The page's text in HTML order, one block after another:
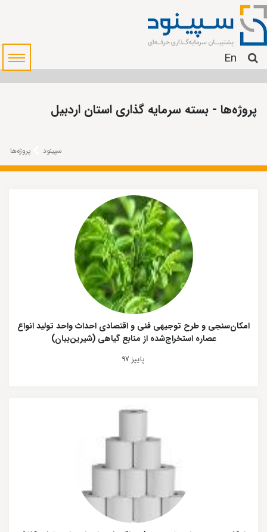
En
پروژه‌ها - بسته سرمایه گذاری استان اردبیل
سپینود پروژه‌ها
امکان‌سنجی و طرح توجیهی فنی و اقتصادی احداث واحد تولید انواع
عصاره استخراج‌شده از منابع گیاهی (شیرین‌بیان)
پاییز 97